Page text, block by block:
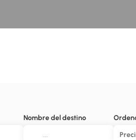
Nombre del destino